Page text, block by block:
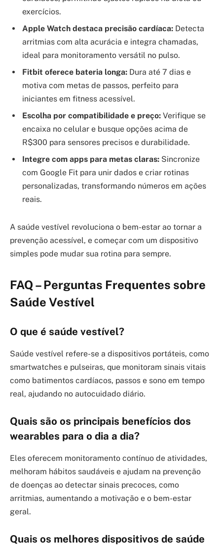
exercícios.
Apple Watch destaca precisão cardíaca: Detecta
arritmias com alta acurácia e integra chamadas,
ideal para monitoramento versátil no pulso.
Fitbit oferece bateria longa: Dura até 7 dias e
motiva com metas de passos, perfeito para
iniciantes em fitness acessível.
Escolha por compatibilidade e preço: Verifique se
encaixa no celular e busque opções acima de
R$300 para sensores precisos e durabilidade.
Integre com apps para metas claras: Sincronize
com Google Fit para unir dados e criar rotinas
personalizadas, transformando números em ações
reais.
A saúde vestível revoluciona o bem-estar ao tornar a
prevenção acessível, e começar com um dispositivo
simples pode mudar sua rotina para sempre.
FAQ – Perguntas Frequentes sobre
Saúde Vestível
O que é saúde vestível?
Saúde vestível refere-se a dispositivos portáteis, como
smartwatches e pulseiras, que monitoram sinais vitais
como batimentos cardíacos, passos e sono em tempo
real, ajudando no autocuidado diário.
Quais são os principais benefícios dos
wearables para o dia a dia?
Eles oferecem monitoramento contínuo de atividades,
melhoram hábitos saudáveis e ajudam na prevenção
de doenças ao detectar sinais precoces, como
arritmias, aumentando a motivação e o bem-estar
geral.
Quais os melhores dispositivos de saúde